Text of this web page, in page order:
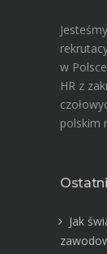
w
HR z
polskim
Jak